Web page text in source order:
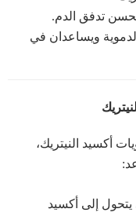
تدفق الدم.
ويساعدان في
أكسيد النيتريك،
إلى أكسيد